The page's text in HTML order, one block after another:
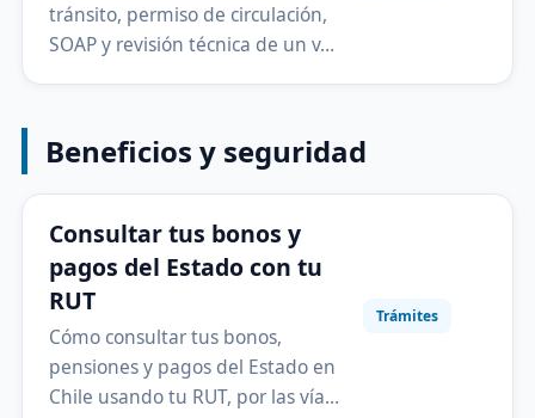
tránsito, permiso de circulación,
SOAP y revisión técnica de un v…
Beneficios y seguridad
Consultar tus bonos y
pagos del Estado con tu
RUT
Cómo consultar tus bonos,
pensiones y pagos del Estado en
Chile usando tu RUT, por las vía…
Trámites